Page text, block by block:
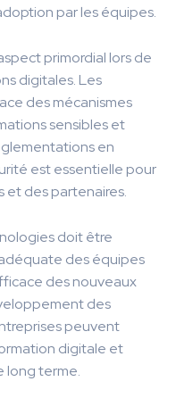
par les équipes.
primordial lors de
digitales. Les
des mécanismes
sensibles et
en
est essentielle pour
et des partenaires.
doit être
des équipes
des nouveaux
des
peuvent
digitale et
long terme.